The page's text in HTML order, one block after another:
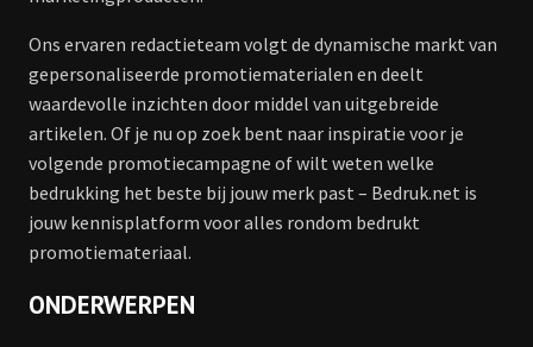
Ons ervaren redactieteam volgt de dynamische markt van
gepersonaliseerde promotiematerialen en deelt
waardevolle inzichten door middel van uitgebreide
artikelen. Of je nu op zoek bent naar inspiratie voor je
volgende promotiecampagne of wilt weten welke
bedrukking het beste bij jouw merk past – Bedruk.net is
jouw kennisplatform voor alles rondom bedrukt
promotiemateriaal.
ONDERWERPEN